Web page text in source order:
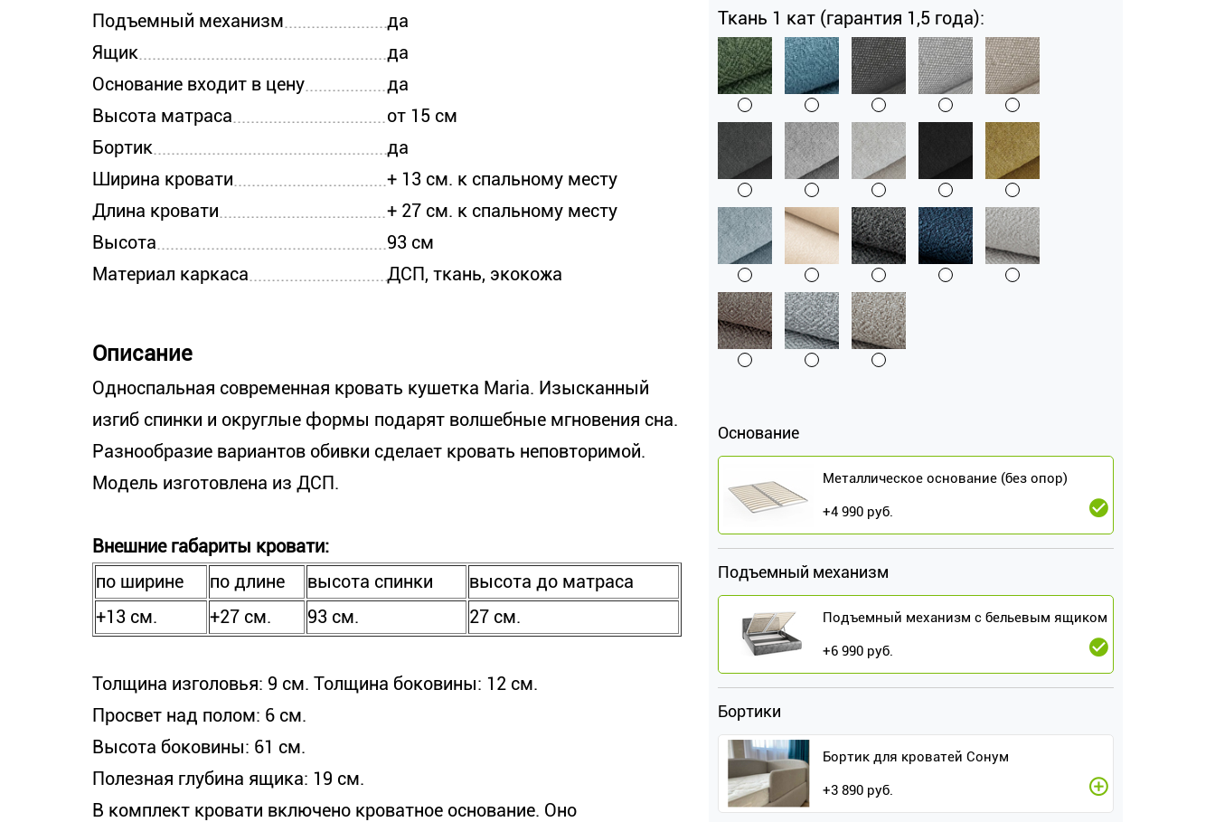
Подъемный механизм
да
Ящик
да
Основание входит в цену
да
Высота матраса
от 15 см
Бортик
да
Ширина кровати
+ 13 см. к спальному месту
Длина кровати
+ 27 см. к спальному месту
Высота
93 см
Материал каркаса
ДСП, ткань, экокожа
Описание
Односпальная современная кровать кушетка Maria. Изысканный
изгиб спинки и округлые формы подарят волшебные мгновения сна.
Разнообразие вариантов обивки сделает кровать неповторимой.
Модель изготовлена из ДСП.
Внешние габариты кровати:
по ширине
по длине высота спинки
высота до матраса
+13 см.
+27 см. 93 см. 27 см.
Толщина изголовья: 9 см. Толщина боковины: 12 см.
Просвет над полом: 6 см.
Высота боковины: 61 см.
Полезная глубина ящика: 19 см.
В комплект кровати включено кроватное основание. Оно
Ткань 1 кат (гарантия 1,5 года):
Основание
Металлическое основание (без опор)
+4 990 руб.
Подъемный механизм
Подъемный механизм с бельевым ящиком
+6 990 руб.
Бортики
Бортик для кроватей Сонум
+3 890 руб.